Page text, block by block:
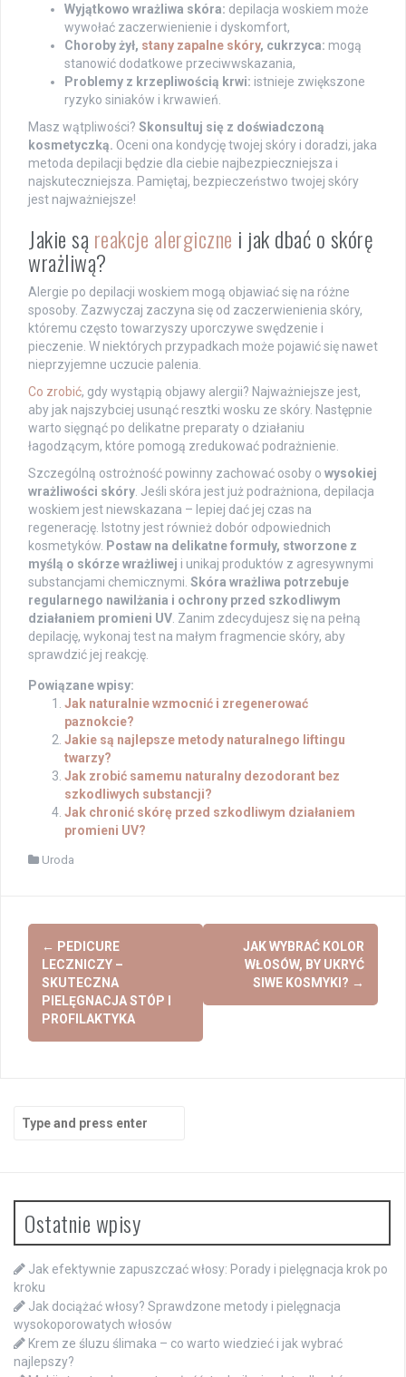
Wyjątkowo wrażliwa skóra: depilacja woskiem może
wywołać zaczerwienienie i dyskomfort,
Choroby żył, stany zapalne skóry, cukrzyca: mogą
stanowić dodatkowe przeciwwskazania,
Problemy z krzepliwością krwi: istnieje zwiększone
ryzyko siniaków i krwawień.
Masz wątpliwości? Skonsultuj się z doświadczoną
kosmetyczką. Oceni ona kondycję twojej skóry i doradzi, jaka
metoda depilacji będzie dla ciebie najbezpieczniejsza i
najskuteczniejsza. Pamiętaj, bezpieczeństwo twojej skóry
jest najważniejsze!
Jakie są reakcje alergiczne i jak dbać o skórę
wrażliwą?
Alergie po depilacji woskiem mogą objawiać się na różne
sposoby. Zazwyczaj zaczyna się od zaczerwienienia skóry,
któremu często towarzyszy uporczywe swędzenie i
pieczenie. W niektórych przypadkach może pojawić się nawet
nieprzyjemne uczucie palenia.
Co zrobić, gdy wystąpią objawy alergii? Najważniejsze jest,
aby jak najszybciej usunąć resztki wosku ze skóry. Następnie
warto sięgnąć po delikatne preparaty o działaniu
łagodzącym, które pomogą zredukować podrażnienie.
Szczególną ostrożność powinny zachować osoby o wysokiej
wrażliwości skóry . Jeśli skóra jest już podrażniona, depilacja
woskiem jest niewskazana – lepiej dać jej czas na
regenerację. Istotny jest również dobór odpowiednich
kosmetyków. Postaw na delikatne formuły, stworzone z
myślą o skórze wrażliwej i unikaj produktów z agresywnymi
substancjami chemicznymi. Skóra wrażliwa potrzebuje
regularnego nawilżania i ochrony przed szkodliwym
działaniem promieni UV . Zanim zdecydujesz się na pełną
depilację, wykonaj test na małym fragmencie skóry, aby
sprawdzić jej reakcję.
Powiązane wpisy:
Jak naturalnie wzmocnić i zregenerować
paznokcie?
Jakie są najlepsze metody naturalnego liftingu
twarzy?
Jak zrobić samemu naturalny dezodorant bez
szkodliwych substancji?
Jak chronić skórę przed szkodliwym działaniem
promieni UV?
Uroda
Post
navigation
← PEDICURE
LECZNICZY –
SKUTECZNA
PIELĘGNACJA STÓP I
PROFILAKTYKA
JAK WYBRAĆ KOLOR
WŁOSÓW, BY UKRYĆ
SIWE KOSMYKI? →
for:
Ostatnie wpisy
Jak efektywnie zapuszczać włosy: Porady i pielęgnacja krok po
kroku
Jak dociążać włosy? Sprawdzone metody i pielęgnacja
wysokoporowatych włosów
Krem ze śluzu ślimaka – co warto wiedzieć i jak wybrać
najlepszy?